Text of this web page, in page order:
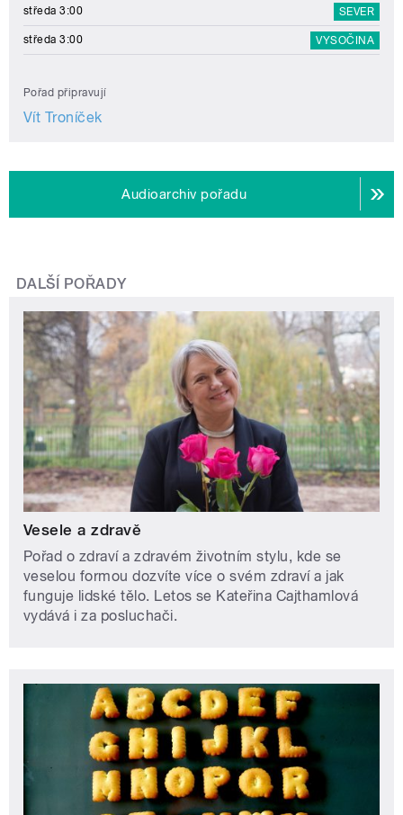
středa 3:00 SEVER
středa 3:00 VYSOČINA
Pořad připravují
Vít Troníček
Audioarchiv pořadu
DALŠÍ POŘADY
Vesele a zdravě
Pořad o zdraví a zdravém životním stylu, kde se
veselou formou dozvíte více o svém zdraví a jak
funguje lidské tělo. Letos se Kateřina Cajthamlová
vydává i za posluchači.